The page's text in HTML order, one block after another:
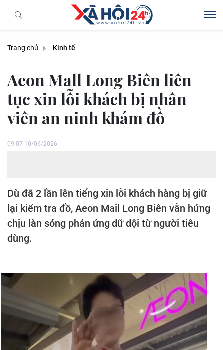
Trang chủ Kinh tế
Aeon Mall Long Biên liên
tục xin lỗi khách bị nhân
viên an ninh khám đồ
09:07 10/06/2026
Dù đã 2 lần lên tiếng xin lỗi khách hàng bị giữ
lại kiểm tra đồ, Aeon Mail Long Biên vẫn hứng
chịu làn sóng phản ứng dữ dội từ người tiêu
dùng.